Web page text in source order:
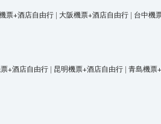
票+酒店自由行 | 大阪機票+酒店自由行 | 台中機
+酒店自由行 | 昆明機票+酒店自由行 | 青島機票